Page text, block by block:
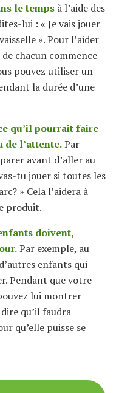
le temps à l’aide des
lui : « Je vais jouer
». Pour l’aider
chacun commence
pouvez utiliser un
la durée d’une
qu’il pourrait faire
de l’attente.Par
avant d’aller au
tu jouer si toutes les
» Cela l’aidera à
produit.
doivent,
Par exemple, au
enfants qui
Pendant que votre
lui montrer
qu’il faudra
qu’elle puisse se